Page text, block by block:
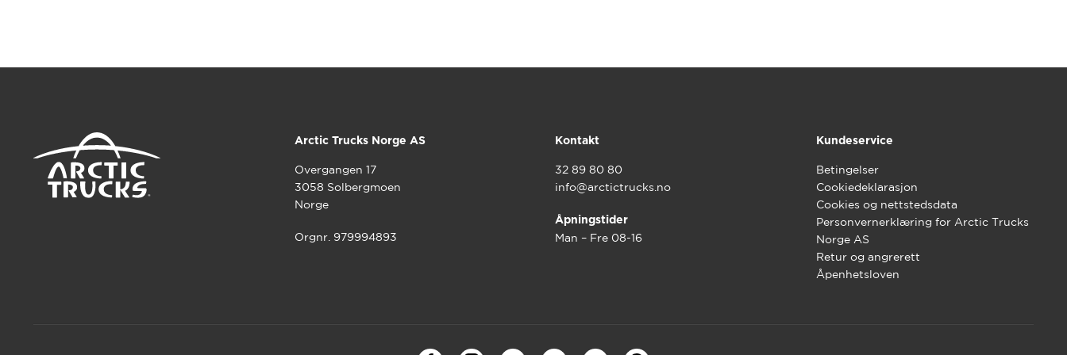
Arctic Trucks Norge AS
Overgangen 17
3058 Solbergmoen
Norge
Orgnr. 979994893
Kontakt
32 89 80 80
info@arctictrucks.no
Åpningstider
Man – Fre 08-16
Kundeservice
Betingelser
Cookiedeklarasjon
Cookies og nettstedsdata
Personvernerklæring for Arctic Trucks
Norge AS
Retur og angrerett
Åpenhetsloven